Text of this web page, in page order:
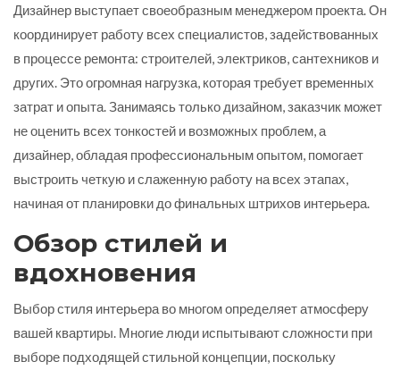
Дизайнер выступает своеобразным менеджером проекта. Он
координирует работу всех специалистов, задействованных
в процессе ремонта: строителей, электриков, сантехников и
других. Это огромная нагрузка, которая требует временных
затрат и опыта. Занимаясь только дизайном, заказчик может
не оценить всех тонкостей и возможных проблем, а
дизайнер, обладая профессиональным опытом, помогает
выстроить четкую и слаженную работу на всех этапах,
начиная от планировки до финальных штрихов интерьера.
Обзор стилей и
вдохновения
Выбор стиля интерьера во многом определяет атмосферу
вашей квартиры. Многие люди испытывают сложности при
выборе подходящей стильной концепции, поскольку